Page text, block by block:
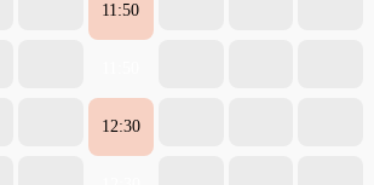
11:50
12:30